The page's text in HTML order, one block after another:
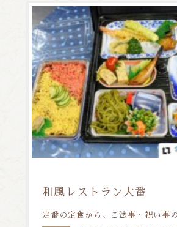
和風レストラン大番
定番の定食から、ご法事・祝い事